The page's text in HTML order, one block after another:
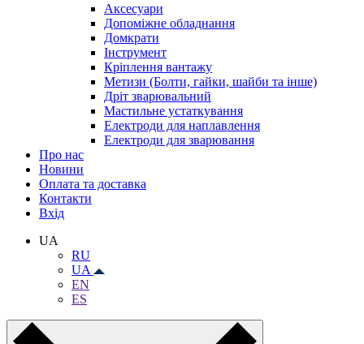
Аксесуари
Допоміжне обладнання
Домкрати
Інструмент
Кріплення вантажу
Метизи (Болти, гайки, шайби та інше)
Дріт зварювальний
Мастильне устаткування
Електроди для наплавлення
Електроди для зварювання
Про нас
Новини
Оплата та доставка
Контакти
Вхiд
UA
RU
UA
EN
ES